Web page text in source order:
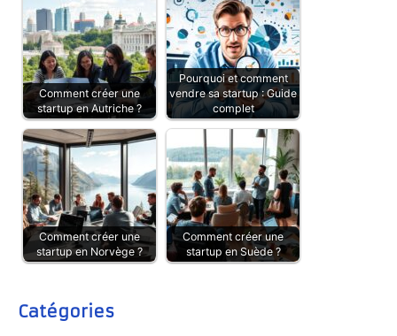
Comment créer une
startup en Autriche ?
Pourquoi et comment
vendre sa startup : Guide
complet
Comment créer une
startup en Norvège ?
Comment créer une
startup en Suède ?
Catégories